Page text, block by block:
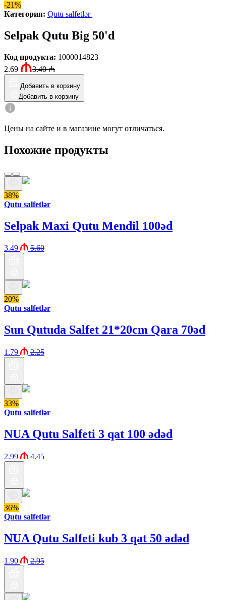
-21%
Категория: Qutu salfetlər
Selpak Qutu Big 50'd
Код продукта: 1000014823
2.69
3.40₼
Добавить в корзину
Добавить в корзину
Цены на сайте и в магазине могут отличаться.
Похожие продукты
38%
Qutu salfetlər
Selpak Maxi Qutu Mendil 100əd
3.49 5.60
20%
Qutu salfetlər
Sun Qutuda Salfet 21*20cm Qara 70əd
1.79 2.25
33%
Qutu salfetlər
NUA Qutu Salfeti 3 qat 100 ədəd
2.99 4.45
36%
Qutu salfetlər
NUA Qutu Salfeti kub 3 qat 50 ədəd
1.90 2.95